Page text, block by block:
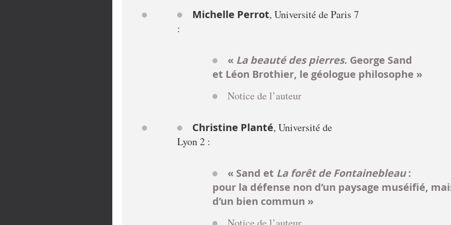
Michelle Perrot, Université de Paris 7
:
« La beauté des pierres. George Sand
et Léon Brothier, le géologue philosophe »
Notice de l’auteur
Christine Planté, Université de
Lyon 2 :
« Sand et La forêt de Fontainebleau:
pour la défense non d’un paysage muséifié,
d’un bien commun »